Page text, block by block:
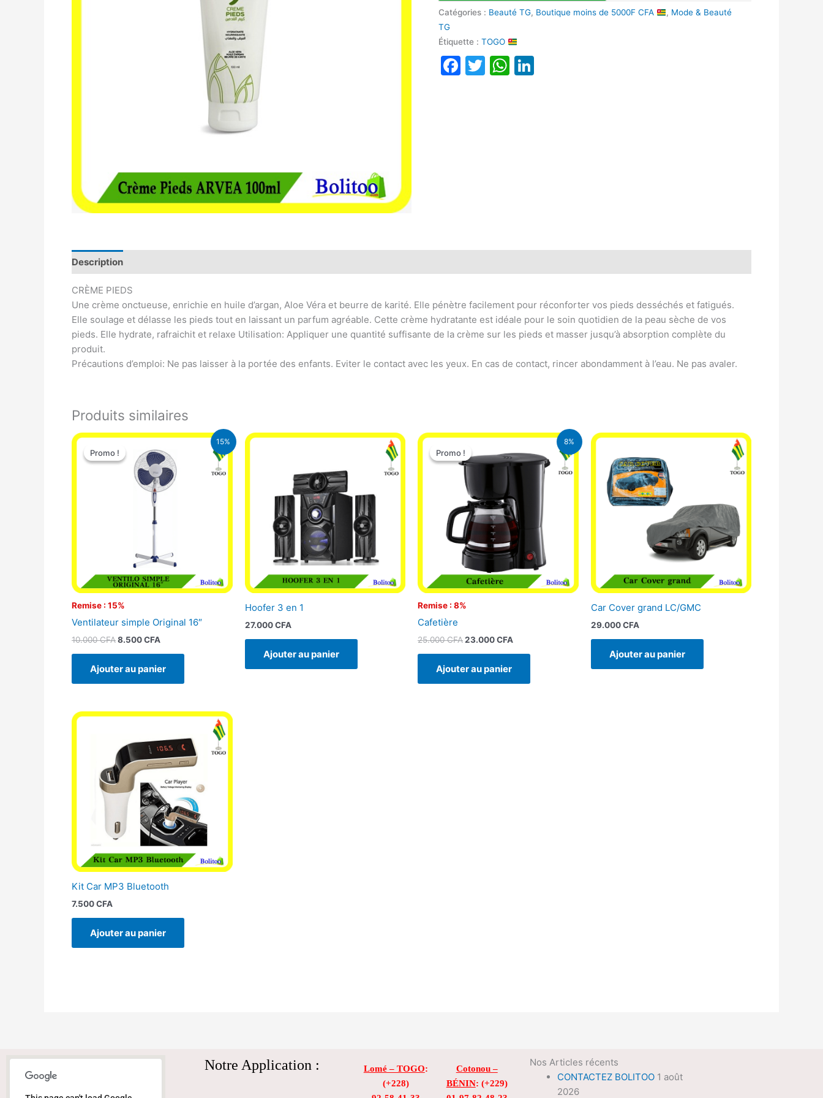
Catégories : Beauté TG, Boutique moins de 5000F CFA , Mode & Beauté
TG
Étiquette :TOGO
Facebook
TwitterWhatsApp
Description
CRÈME PIEDS
Une crème onctueuse, enrichie en huile d’argan, Aloe Véra et beurre de karité. Elle pénètre facilement pour réconforter vos pieds desséchés et fatigués.
Elle soulage et délasse les pieds tout en laissant un parfum agréable. Cette crème hydratante est idéale pour le soin quotidien de la peau sèche de vos
pieds. Elle hydrate, rafraichit et relaxe Utilisation: Appliquer une quantité suffisante de la crème sur les pieds et masser jusqu’à absorption complète du
produit.
Précautions d’emploi: Ne pas laisser à la portée des enfants. Eviter le contact avec les yeux. En cas de contact, rincer abondamment à l’eau. Ne pas avaler.
Produits similaires
15%
Promo !
Remise : 15%
Promo !
Ventilateur simple Original 16″
10.000CFA
Le
initial
était :
10.000 CFA.
8.500CFA
Le
actuel
est :
8.500 CFA.
Ajouter au panier
Hoofer 3 en 1
27.000CFA
Ajouter au panier
8%
Promo !
Remise : 8%
Promo !
Cafetière
25.000CFA
Le
initial
était :
25.000 CFA.
23.000CFA
Le
actuel
est :
23.000 CFA.
Ajouter au panier
Car Cover grand LC/GMC
29.000CFA
Ajouter au panier
Kit Car MP3 Bluetooth
7.500CFA
Ajouter au panier
Notre Application : Lomé – TOGO:
(+228)
Cotonou –
BÉNIN: (+229)
Nos Articles récents
CONTACTEZ BOLITOO 1 août
2026